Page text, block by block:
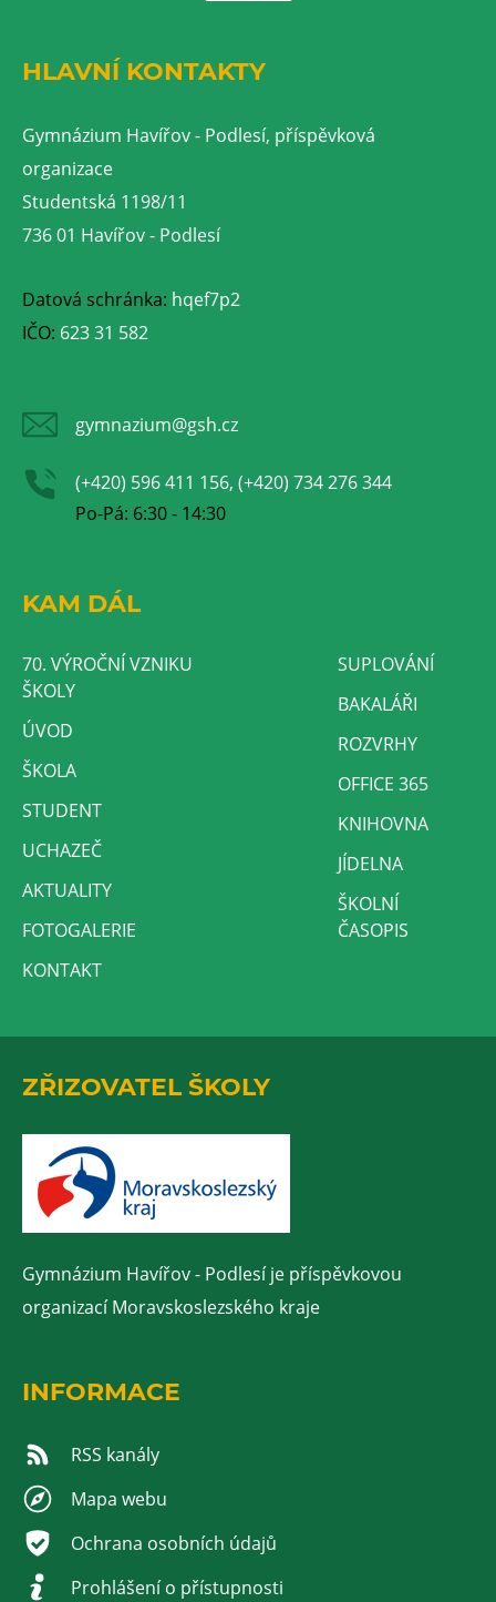
HLAVNÍ KONTAKTY
Gymnázium Havířov - Podlesí, příspěvková
organizace
Studentská 1198/11
736 01 Havířov - Podlesí
Datová schránka: hqef7p2
IČO: 623 31 582
gymnazium@gsh.cz
(+420) 596 411 156, (+420) 734 276 344
Po-Pá: 6:30 - 14:30
KAM DÁL
70. VÝROČNÍ VZNIKU
ŠKOLY
ÚVOD
ŠKOLA
STUDENT
UCHAZEČ
AKTUALITY
FOTOGALERIE
KONTAKT
SUPLOVÁNÍ
BAKALÁŘI
ROZVRHY
OFFICE 365
KNIHOVNA
JÍDELNA
ŠKOLNÍ
ČASOPIS
ZŘIZOVATEL ŠKOLY
Gymnázium Havířov - Podlesí je příspěvkovou
organizací Moravskoslezského kraje
INFORMACE
RSS kanály
Mapa webu
Ochrana osobních údajů
Prohlášení o přístupnosti